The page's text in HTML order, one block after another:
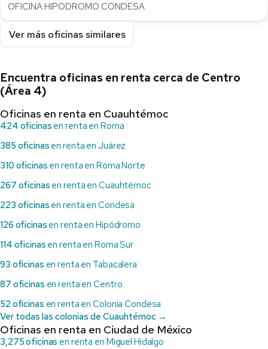
OFICINA HIPODROMO CONDESA
Ver más oficinas similares
Encuentra oficinas en renta cerca de Centro
(Área 4)
Oficinas en renta en Cuauhtémoc
424 oficinas en renta en Roma
385 oficinas en renta en Juárez
310 oficinas en renta en Roma Norte
267 oficinas en renta en Cuauhtémoc
223 oficinas en renta en Condesa
126 oficinas en renta en Hipódromo
114 oficinas en renta en Roma Sur
93 oficinas en renta en Tabacalera
87 oficinas en renta en Centro
52 oficinas en renta en Colonia Condesa
Ver todas las colonias de Cuauhtémoc →
Oficinas en renta en Ciudad de México
3,275 oficinas en renta en Miguel Hidalgo